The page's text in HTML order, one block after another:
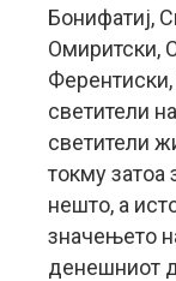
Бонифатиј,
Омиритски,
светители
светители
токму затоа
нешто, а
значењето
денешниот